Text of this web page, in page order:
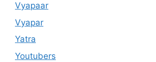
Vyapaar
Vyapar
Yatra
Youtubers